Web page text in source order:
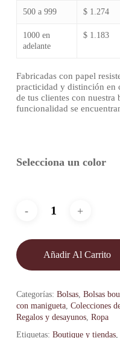
500 a 999 $ 1.274
1000 en
adelante
$ 1.183
Fabricadas con papel
practicidad y distinción en
de tus clientes con nuestra
funcionalidad se
Selecciona un color
Añadir Al Carrito
Categorías: Bolsas, Bolsas
con manigueta, Colecciones
Regalos y desayunos, Ropa
Etiquetas: Boutique y tiendas,